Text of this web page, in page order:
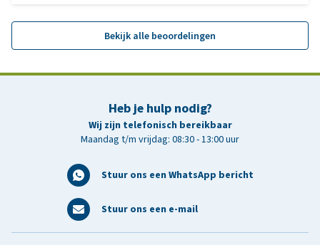
Bekijk alle beoordelingen
Heb je hulp nodig?
Wij zijn telefonisch bereikbaar
Maandag t/m vrijdag: 08:30 - 13:00 uur
Stuur ons een WhatsApp bericht
Stuur ons een e-mail